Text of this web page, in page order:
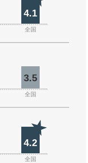
4.1
全国
3.5
全国
4.2
全国